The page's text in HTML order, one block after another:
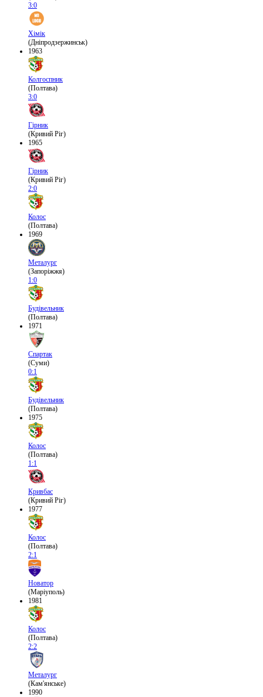
3:0
Хімік
(Дніпродзержинськ)
1963
Колгоспник
(Полтава)
3:0
Гірник
(Кривий Ріг)
1965
Гірник
(Кривий Ріг)
2:0
Колос
(Полтава)
1969
Металург
(Запоріжжя)
1:0
Будівельник
(Полтава)
1971
Спартак
(Суми)
0:1
Будівельник
(Полтава)
1975
Колос
(Полтава)
1:1
Кривбас
(Кривий Ріг)
1977
Колос
(Полтава)
2:1
Новатор
(Маріуполь)
1981
Колос
(Полтава)
2:2
Металург
(Кам'янське)
1990